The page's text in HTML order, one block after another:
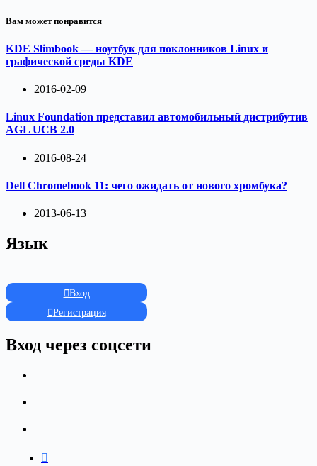
Вам может понравится
KDE Slimbook — ноутбук для поклонников Linux и
графической среды KDE
2016-02-09
Linux Foundation представил автомобильный дистрибутив
AGL UCB 2.0
2016-08-24
Dell Chromebook 11: чего ожидать от нового хромбука?
2013-06-13
Язык
Вход
Регистрация
Вход через соцсети